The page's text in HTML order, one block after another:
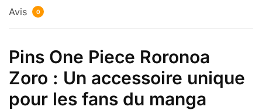
Avis 0
Pins One Piece Roronoa
Zoro : Un accessoire unique
pour les fans du manga